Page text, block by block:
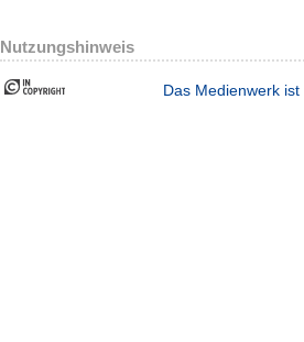
Nutzungshinweis
Das Medienwerk